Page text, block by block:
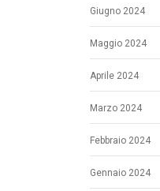
Giugno 2024
Maggio 2024
Aprile 2024
Marzo 2024
Febbraio 2024
Gennaio 2024